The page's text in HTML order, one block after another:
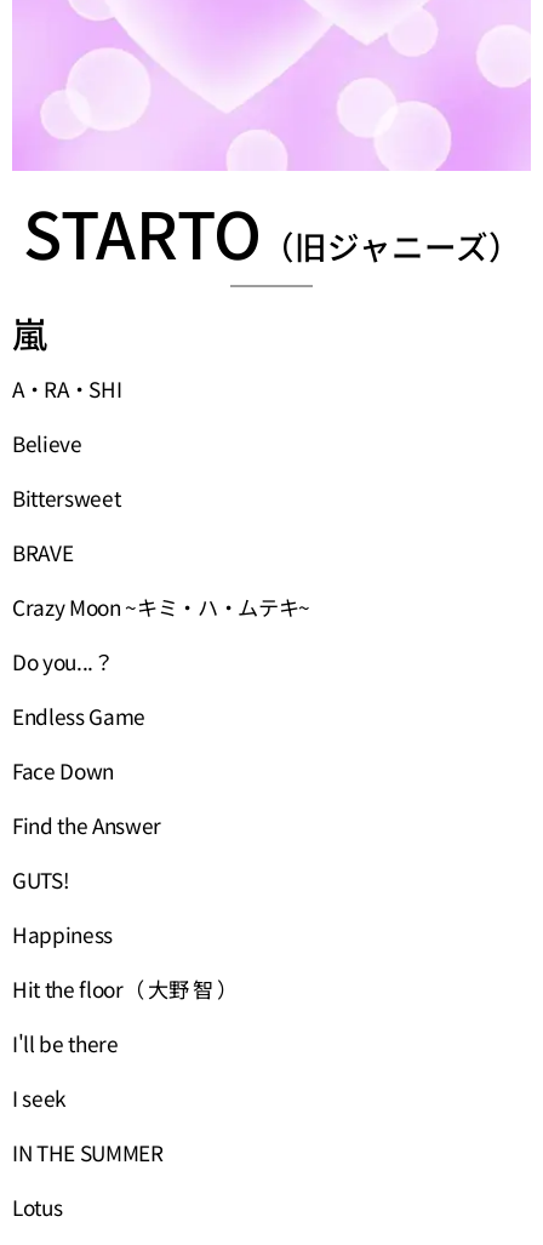
STARTO （旧ジャニーズ）
嵐
A・RA・SHI
Believe
Bittersweet
BRAVE
Crazy Moon ~キミ・ハ・ムテキ~
Do you...？
Endless Game
Face Down
Find the Answer
GUTS!
Happiness
Hit the floor（ 大野 智 ）
I'll be there
I seek
IN THE SUMMER
Lotus